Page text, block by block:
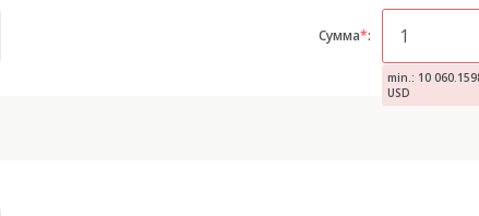
Сумма*:
min.: 10
USD